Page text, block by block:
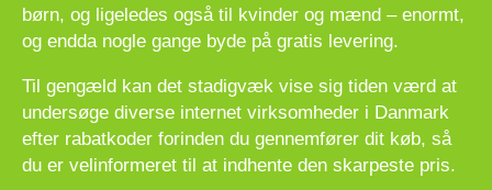
børn, og ligeledes også til kvinder og mænd – enormt,
og endda nogle gange byde på gratis levering.
Til gengæld kan det stadigvæk vise sig tiden værd at
undersøge diverse internet virksomheder i Danmark
efter rabatkoder forinden du gennemfører dit køb, så
du er velinformeret til at indhente den skarpeste pris.